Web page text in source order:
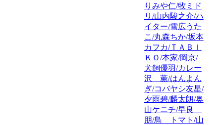
りみや仁/牧ミド
リ/山内駿之介/ハ
イター/雪広うた
こ/丸森ちか/坂本
カフカ/ＴＡＢＩ
ＫＯ/本家/岡京/
犬飼優羽/カレー
沢 薫/はんよん
ぎ/コバヤシ友星/
夕雨碧/麟太朗/奥
山ケニチ/早良
朋/鳥 トマト/山